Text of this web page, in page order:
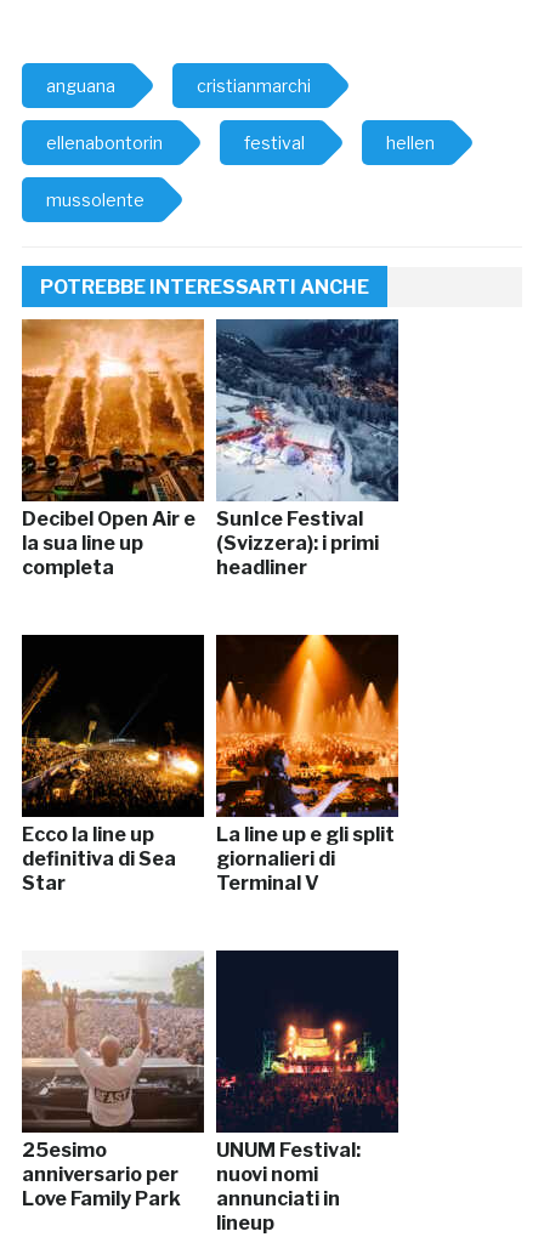
anguana cristianmarchi
ellenabontorin festival hellen
mussolente
POTREBBE INTERESSARTI ANCHE
Decibel Open Air e
la sua line up
completa
SunIce Festival
(Svizzera): i primi
headliner
Ecco la line up
definitiva di Sea
Star
La line up e gli split
giornalieri di
Terminal V
25esimo
anniversario per
Love Family Park
UNUM Festival:
nuovi nomi
annunciati in
lineup